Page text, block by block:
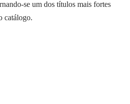
se um dos títulos mais fortes
catálogo.